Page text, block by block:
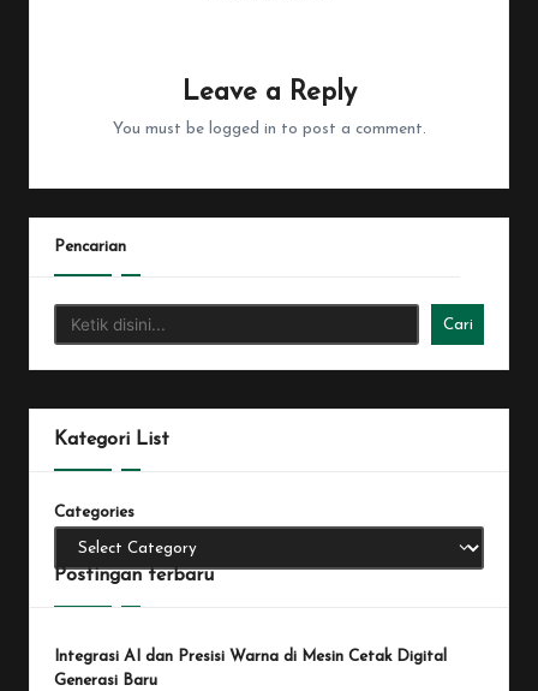
Leave a Reply
You must be logged in to post a comment.
Pencarian
Cari
Kategori List
Categories
Postingan terbaru
Integrasi AI dan Presisi Warna di Mesin Cetak Digital
Generasi Baru